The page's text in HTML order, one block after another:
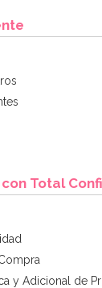
Total
y Adicional de